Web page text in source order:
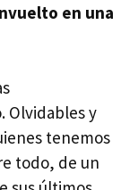
en una
Olvidables y
tenemos
todo, de un